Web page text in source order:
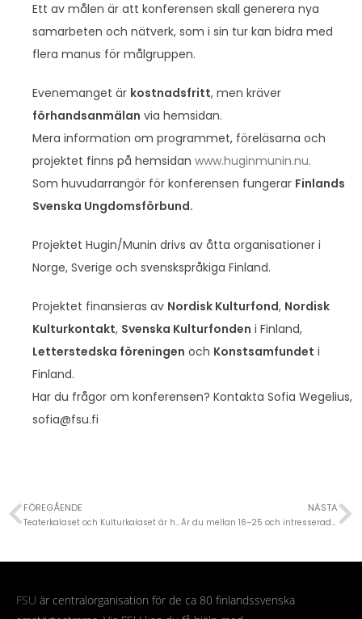
Ett av målen är att konferensen skall generera nya
samarbeten och nätverk, som i sin tur kan bidra med
flera manus för målgruppen.
Evenemanget är kostnadsfritt, men kräver
förhandsanmälan via hemsidan.
Mera information om programmet, föreläsarna och
projektet finns på hemsidan www.huginmunin.nu.
Som huvudarrangör för konferensen fungerar Finlands
Svenska Ungdomsförbund.
Projektet Hugin/Munin drivs av åtta organisationer i
Norge, Sverige och svenskspråkiga Finland.
Projektet finansieras av Nordisk Kulturfond, Nordisk
Kulturkontakt, Svenska Kulturfonden i Finland,
Letterstedska föreningen och Konstsamfundet i
Finland.
Har du frågor om konferensen? Kontakta Sofia Wegelius,
sofia@fsu.fi
FÖREGÅENDE
Teaterkalaset och Kulturkalaset är här igen!
NÄSTA
Är du mellan 16–25 och intresserad av att skriva dramatik?
FSU är centralorganisation för de ca 80 finlandssvenska